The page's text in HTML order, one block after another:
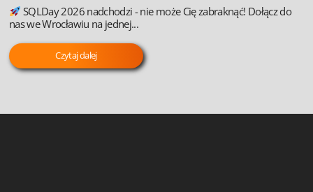
SQLDay 2026 nadchodzi - nie może Cię zabraknąć! Dołącz do
nas we Wrocławiu na jednej...
Czytaj dalej